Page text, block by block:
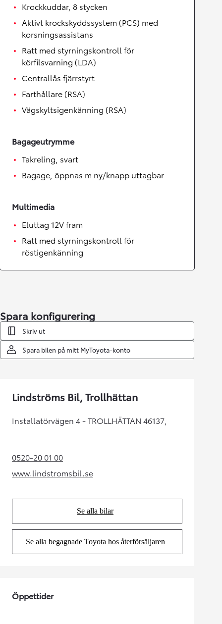
Krockkuddar, 8 stycken
Aktivt krockskyddssystem (PCS) med
korsningsassistans
Ratt med styrningskontroll för
körfilsvarning (LDA)
Centrallås fjärrstyrt
Farthållare (RSA)
Vägskyltsigenkänning (RSA)
Bagageutrymme
Takreling, svart
Bagage, öppnas m ny/knapp uttagbar
Multimedia
Eluttag 12V fram
Ratt med styrningskontroll för
röstigenkänning
Spara konfigurering
Skriv ut
Spara bilen på mitt MyToyota-konto
Lindströms Bil, Trollhättan
Installatörvägen 4 - TROLLHÄTTAN 46137,
0520-20 01 00(Opens in new tab)
www.lindstromsbil.se
(Opens in new tab)
Se alla bilar
(Opens in new tab)
Se alla begagnade Toyota hos återförsäljaren
(Opens in new tab)
Öppettider